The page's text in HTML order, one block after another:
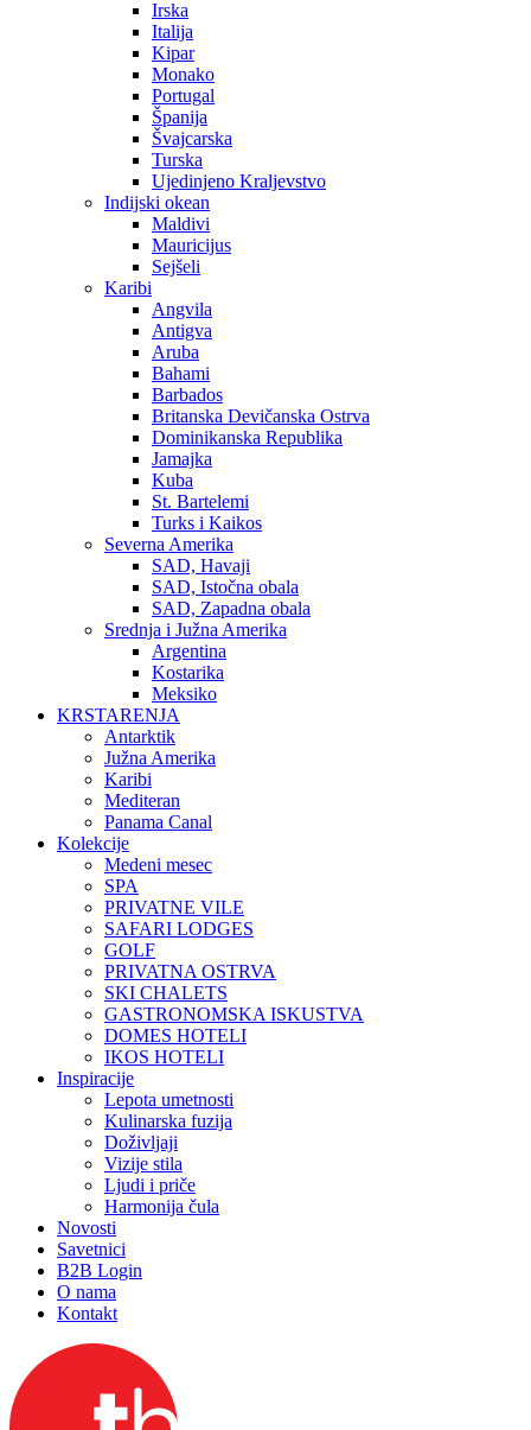
Irska
Italija
Kipar
Monako
Portugal
Španija
Švajcarska
Turska
Ujedinjeno Kraljevstvo
Indijski okean
Maldivi
Mauricijus
Sejšeli
Karibi
Angvila
Antigva
Aruba
Bahami
Barbados
Britanska Devičanska Ostrva
Dominikanska Republika
Jamajka
Kuba
St. Bartelemi
Turks i Kaikos
Severna Amerika
SAD, Havaji
SAD, Istočna obala
SAD, Zapadna obala
Srednja i Južna Amerika
Argentina
Kostarika
Meksiko
KRSTARENJA
Antarktik
Južna Amerika
Karibi
Mediteran
Panama Canal
Kolekcije
Medeni mesec
SPA
PRIVATNE VILE
SAFARI LODGES
GOLF
PRIVATNA OSTRVA
SKI CHALETS
GASTRONOMSKA ISKUSTVA
DOMES HOTELI
IKOS HOTELI
Inspiracije
Lepota umetnosti
Kulinarska fuzija
Doživljaji
Vizije stila
Ljudi i priče
Harmonija čula
Novosti
Savetnici
B2B Login
O nama
Kontakt